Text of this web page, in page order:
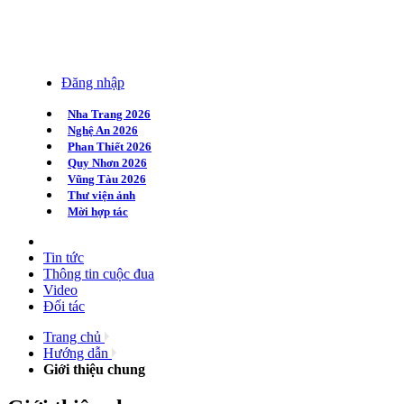
Đăng nhập
Nha Trang 2026
Nghệ An 2026
Phan Thiết 2026
Quy Nhơn 2026
Vũng Tàu 2026
Thư viện ảnh
Mời hợp tác
Tin tức
Thông tin cuộc đua
Video
Đối tác
Trang chủ
Hướng dẫn
Giới thiệu chung